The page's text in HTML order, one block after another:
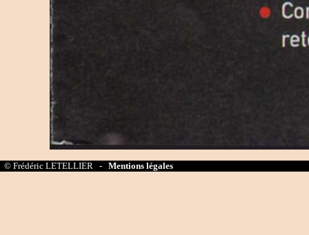
© Frédéric LETELLIER - Mentions légales